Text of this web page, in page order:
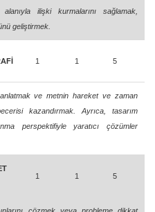
ilişki kurmalarını sağlamak,
geliştirmek.
1 1 5
ve metnin hareket ve zaman
kazandırmak. Ayrıca, tasarım
perspektifiyle yaratıcı çözümler
1 1 5